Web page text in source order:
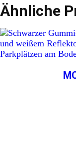
Ähnliche